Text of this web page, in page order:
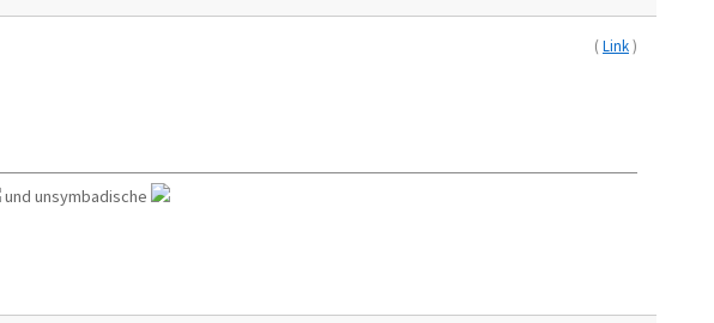
(Link)
und unsymbadische